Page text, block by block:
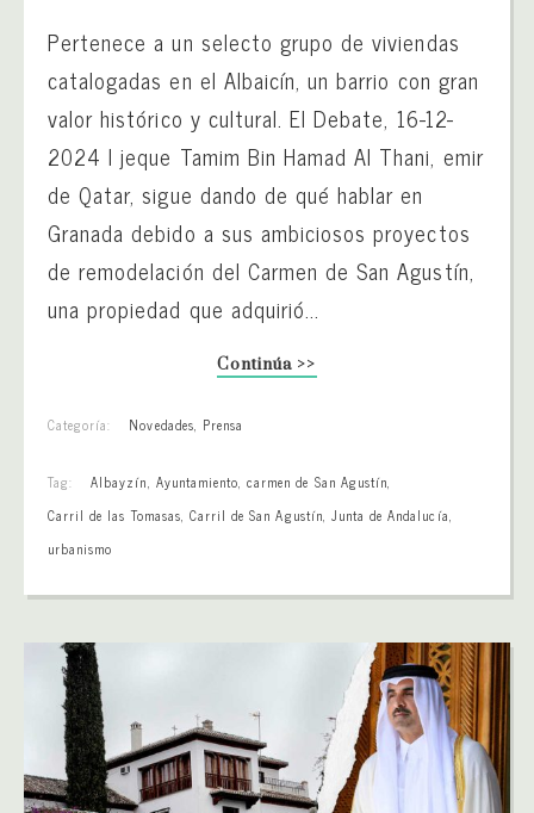
Pertenece a un selecto grupo de viviendas
catalogadas en el Albaicín, un barrio con gran
valor histórico y cultural. El Debate, 16-12-
2024 l jeque Tamim Bin Hamad Al Thani, emir
de Qatar, sigue dando de qué hablar en
Granada debido a sus ambiciosos proyectos
de remodelación del Carmen de San Agustín,
una propiedad que adquirió...
Continúa >>
Categoría: Novedades, Prensa
Tag: Albayzín, Ayuntamiento,carmen de San Agustín,
Carril de las Tomasas, Carril de San Agustín, Junta de Andalucía,
urbanismo